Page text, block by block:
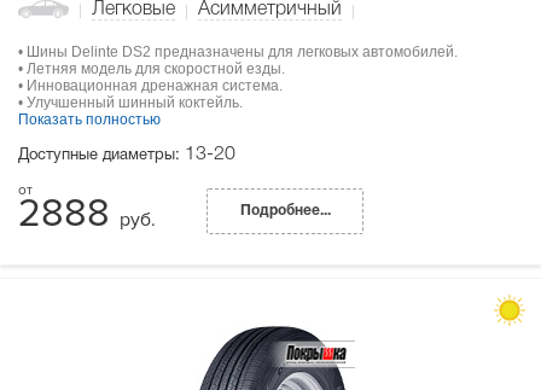
Легковые Асимметричный
• Шины Delinte DS2 предназначены для легковых автомобилей.
• Летняя модель для скоростной езды.
• Инновационная дренажная система.
• Улучшенный шинный коктейль.
Показать полностью
Доступные диаметры: 13-20
2888 руб. Подробнее...